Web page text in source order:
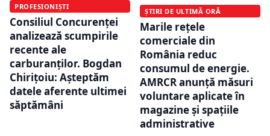
PROFESIONIȘTI
Consiliul Concurenței
analizează scumpirile
recente ale
carburanților. Bogdan
Chirițoiu: Așteptăm
datele aferente ultimei
săptămâni
ȘTIRI DE ULTIMĂ ORĂ
Marile rețele
comerciale din
România reduc
consumul de energie.
AMRCR anunță măsuri
voluntare aplicate în
magazine și spațiile
administrative